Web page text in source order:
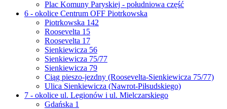
Plac Komuny Paryskiej - południowa część
6 - okolice Centrum OFF Piotrkowska
Piotrkowska 142
Roosevelta 15
Roosevelta 17
Sienkiewicza 56
Sienkiewicza 75/77
Sienkiewicza 79
Ciąg pieszo-jezdny (Roosevelta-Sienkiewicza 75/77)
Ulica Sienkiewicza (Nawrot-Piłsudskiego)
7 - okolice ul. Legionów i ul. Mielczarskiego
Gdańska 1